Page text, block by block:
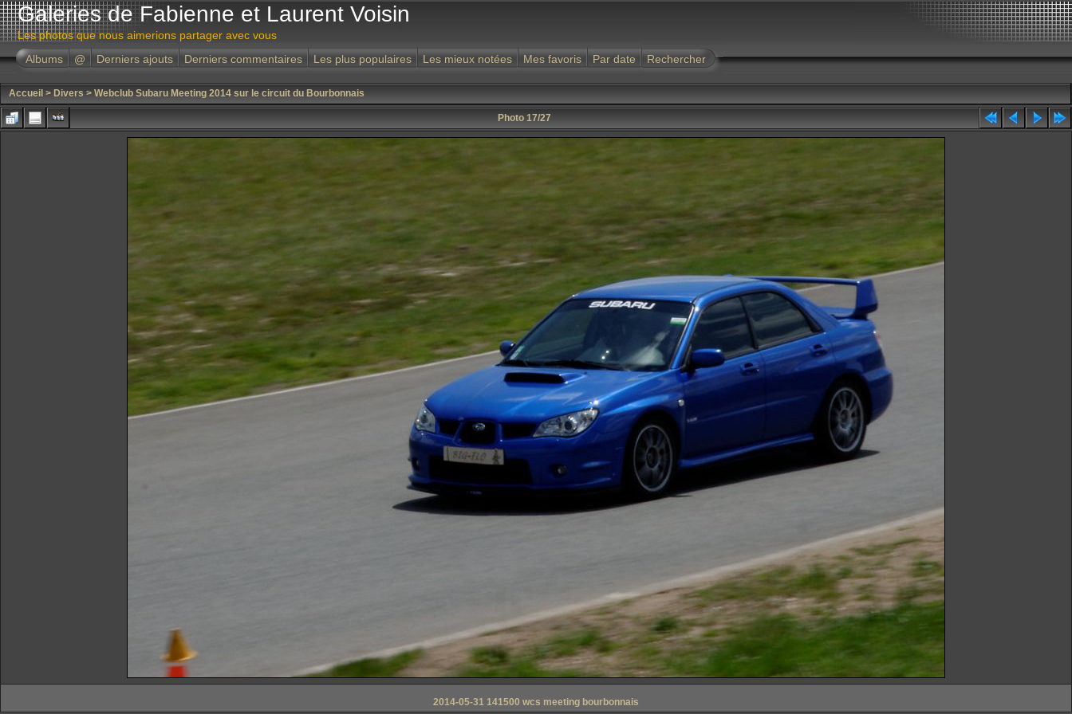
Galeries de Fabienne et Laurent Voisin
Les photos que nous aimerions partager avec vous
Albums
@ Derniers ajouts Derniers commentaires Les plus populaires Les mieux notées Mes favoris Par date Rechercher
Accueil > Divers > Webclub Subaru Meeting 2014 sur le circuit du Bourbonnais
Photo 17/27
2014-05-31 141500 wcs meeting bourbonnais